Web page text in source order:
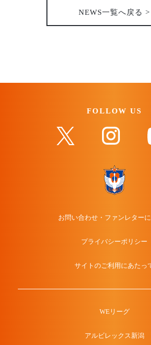
NEWS一覧へ戻る >
FOLLOW US
お問い合わせ・ファンレター
プライバシーポリシー
サイトのご利用にあたっ
WEリーグ
アルビレックス新潟